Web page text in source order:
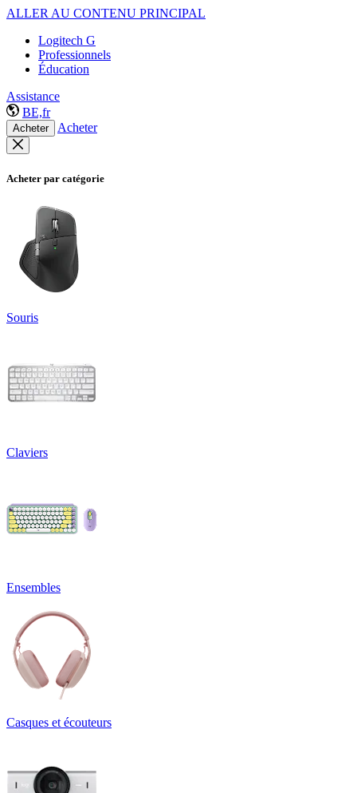
ALLER AU CONTENU PRINCIPAL
Logitech G
Professionnels
Éducation
Assistance
BE,fr
Acheter Acheter
Acheter par catégorie
Souris
Claviers
Ensembles
Casques et écouteurs